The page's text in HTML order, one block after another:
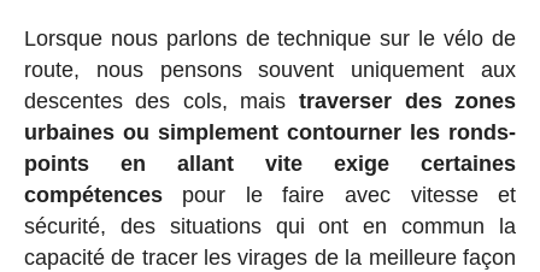
Lorsque nous parlons de technique sur le vélo de
route, nous pensons souvent uniquement aux
descentes des cols, maistraverser des zones
urbaines ou simplement contourner les ronds-
points en allant vite exige certaines
compétences pour le faire avec vitesse et
sécurité, des situations qui ont en commun la
capacité de tracer les virages de la meilleure façon